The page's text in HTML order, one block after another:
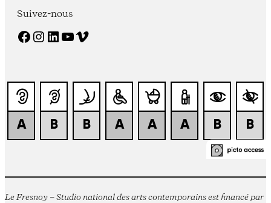
Suivez-nous
Facebook Instagram LinkedIn YouTube Vimeo
Le Fresnoy – Studio national des arts contemporains est financé par